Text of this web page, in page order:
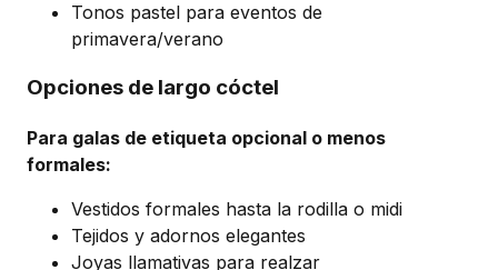
Tonos pastel para eventos de
primavera/verano
Opciones de largo cóctel
Para galas de etiqueta opcional o menos
formales:
Vestidos formales hasta la rodilla o midi
Tejidos y adornos elegantes
Joyas llamativas para realzar